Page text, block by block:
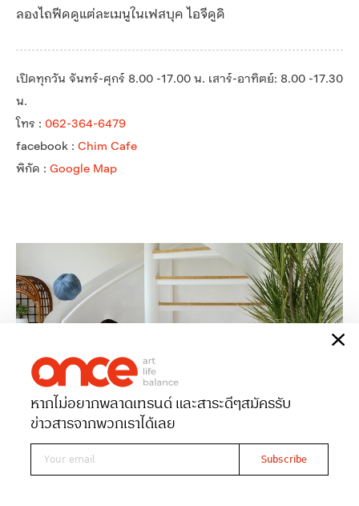
ลองไถฟีดดูแต่ละเมนูในเฟสบุค ไอจีดูดิ
เปิดทุกวัน จันทร์-ศุกร์ 8.00 -17.00 น. เสาร์-อาทิตย์: 8.00 -17.30
น.
โทร : 062-364-6479
facebook : Chim Cafe
พิกัด : Google Map
หากไม่อยากพลาดเทรนด์ และสาระดีๆสมัครรับ
ข่าวสารจากพวกเราได้เลย